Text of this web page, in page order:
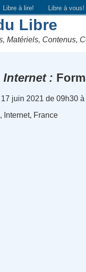
Libre à lire! Libre à vous!
Libre
Matériels, Contenus,
Internet
juin 2021 de 09h30
Internet, France